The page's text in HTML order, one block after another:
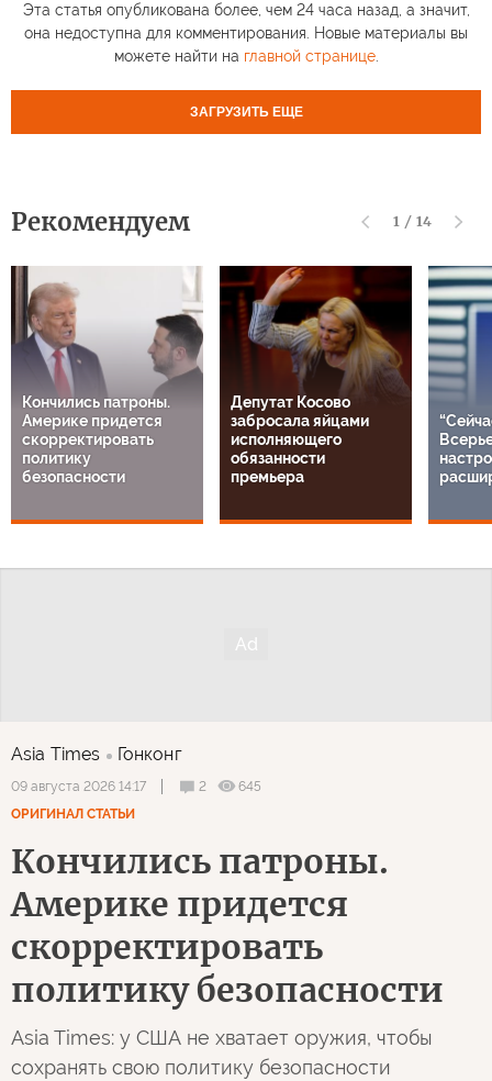
Эта статья опубликована более, чем 24 часа назад, а значит,
она недоступна для комментирования. Новые материалы вы
можете найти на главной странице.
ЗАГРУЗИТЬ ЕЩЕ
Рекомендуем 1 / 14
Кончились патроны.
Америке придется
скорректировать
политику
безопасности
Депутат Косово
забросала яйцами
исполняющего
обязанности
премьера
Asia Times Гонконг
09 августа 2026 14:17 2
645
ОРИГИНАЛ СТАТЬИ
Кончились патроны.
Америке придется
скорректировать
политику безопасности
Asia Times: у США не хватает оружия, чтобы
сохранять свою политику безопасности